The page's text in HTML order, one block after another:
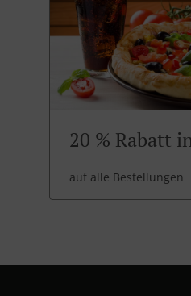
20 % Rabatt
auf alle Bestellungen